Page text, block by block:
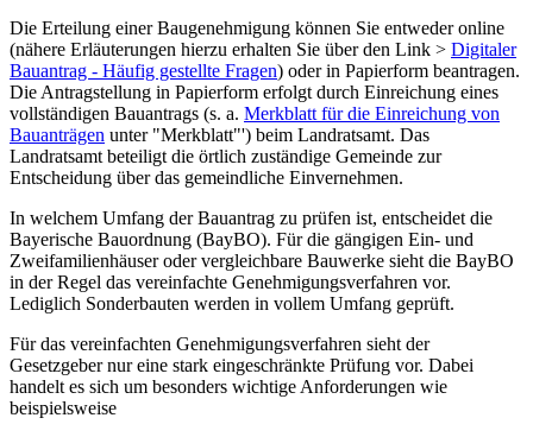
Die Erteilung einer Baugenehmigung können Sie entweder online
(nähere Erläuterungen hierzu erhalten Sie über den Link > Digitaler
Bauantrag - Häufig gestellte Fragen) oder in Papierform beantragen.
Die Antragstellung in Papierform erfolgt durch Einreichung eines
vollständigen Bauantrags (s. a. Merkblatt für die Einreichung von
Bauanträgen unter "Merkblatt"') beim Landratsamt. Das
Landratsamt beteiligt die örtlich zuständige Gemeinde zur
Entscheidung über das gemeindliche Einvernehmen.
In welchem Umfang der Bauantrag zu prüfen ist, entscheidet die
Bayerische Bauordnung (BayBO). Für die gängigen Ein- und
Zweifamilienhäuser oder vergleichbare Bauwerke sieht die BayBO
in der Regel das vereinfachte Genehmigungsverfahren vor.
Lediglich Sonderbauten werden in vollem Umfang geprüft.
Für das vereinfachten Genehmigungsverfahren sieht der
Gesetzgeber nur eine stark eingeschränkte Prüfung vor. Dabei
handelt es sich um besonders wichtige Anforderungen wie
beispielsweise